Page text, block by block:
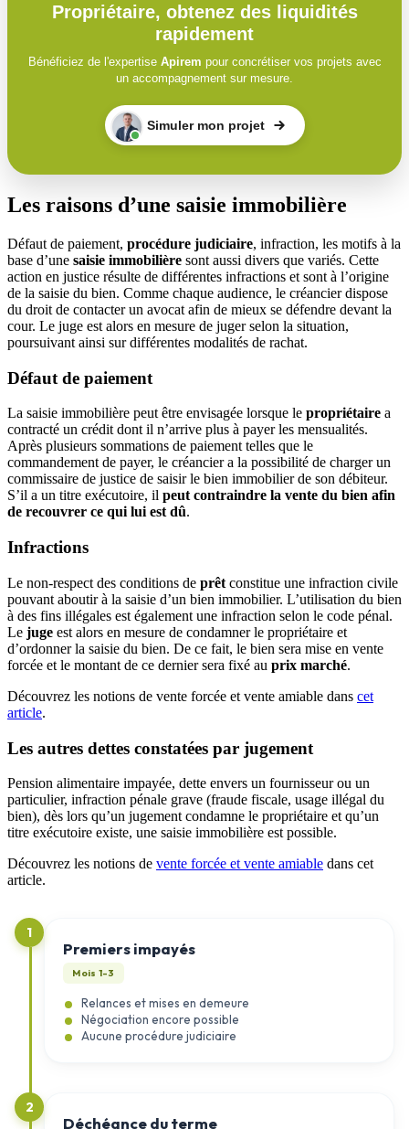
Propriétaire, obtenez des liquidités
rapidement
Bénéficiez de l'expertise Apirem pour concrétiser vos projets avec
un accompagnement sur mesure.
Simuler mon projet
Les raisons d’une saisie immobilière
Défaut de paiement, procédure judiciaire, infraction, les motifs à la
base d’une saisie immobilière sont aussi divers que variés. Cette
action en justice résulte de différentes infractions et sont à l’origine
de la saisie du bien. Comme chaque audience, le créancier dispose
du droit de contacter un avocat afin de mieux se défendre devant la
cour. Le juge est alors en mesure de juger selon la situation,
poursuivant ainsi sur différentes modalités de rachat.
Défaut de paiement
La saisie immobilière peut être envisagée lorsque le propriétaire a
contracté un crédit dont il n’arrive plus à payer les mensualités.
Après plusieurs sommations de paiement telles que le
commandement de payer, le créancier a la possibilité de charger un
commissaire de justice de saisir le bien immobilier de son débiteur.
S’il a un titre exécutoire, il peut contraindre la vente du bien afin
de recouvrer ce qui lui est dû.
Infractions
Le non-respect des conditions de prêt constitue une infraction civile
pouvant aboutir à la saisie d’un bien immobilier. L’utilisation du bien
à des fins illégales est également une infraction selon le code pénal.
Le juge est alors en mesure de condamner le propriétaire et
d’ordonner la saisie du bien. De ce fait, le bien sera mise en vente
forcée et le montant de ce dernier sera fixé au prix marché.
Découvrez les notions de vente forcée et vente amiable dans cet
article.
Les autres dettes constatées par jugement
Pension alimentaire impayée, dette envers un fournisseur ou un
particulier, infraction pénale grave (fraude fiscale, usage illégal du
bien), dès lors qu’un jugement condamne le propriétaire et qu’un
titre exécutoire existe, une saisie immobilière est possible.
Découvrez les notions de vente forcée et vente amiable dans cet
article.
1
Premiers impayés
Mois 1-3
Relances et mises en demeure
Négociation encore possible
Aucune procédure judiciaire
2
Déchéance du terme